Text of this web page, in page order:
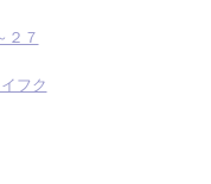
２７
フク